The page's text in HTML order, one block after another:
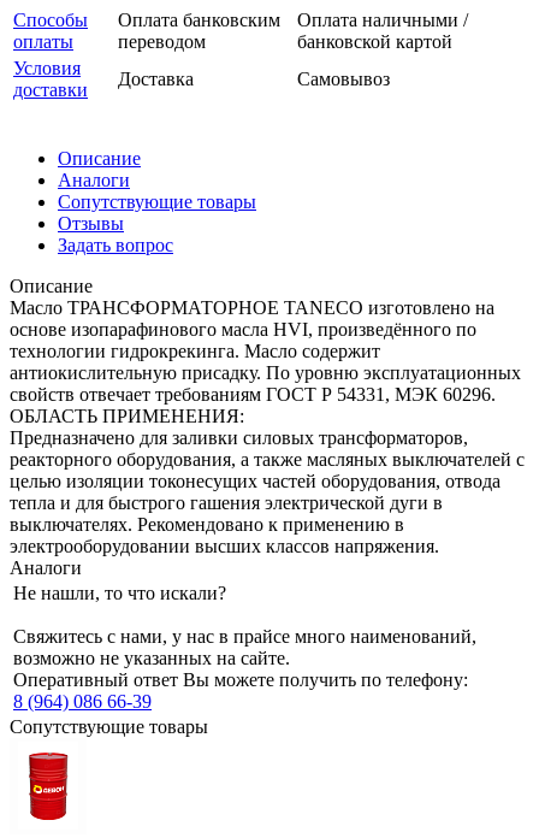
Способы
оплаты
Оплата банковским
переводом
Оплата наличными /
банковской картой
Условия
доставки
Доставка Самовывоз
Описание
Аналоги
Сопутствующие товары
Отзывы
Задать вопрос
Описание
Масло ТРАНСФОРМАТОРНОЕ TANECO изготовлено на
основе изопарафинового масла HVI, произведённого по
технологии гидрокрекинга. Масло содержит
антиокислительную присадку. По уровню эксплуатационных
свойств отвечает требованиям ГОСТ Р 54331, МЭК 60296.
ОБЛАСТЬ ПРИМЕНЕНИЯ:
Предназначено для заливки силовых трансформаторов,
реакторного оборудования, а также масляных выключателей с
целью изоляции токонесущих частей оборудования, отвода
тепла и для быстрого гашения электрической дуги в
выключателях. Рекомендовано к применению в
электрооборудовании высших классов напряжения.
Аналоги
Не нашли, то что искали?
Свяжитесь с нами, у нас в прайсе много наименований,
возможно не указанных на сайте.
Оперативный ответ Вы можете получить по телефону:
8 (964) 086 66-39
Сопутствующие товары